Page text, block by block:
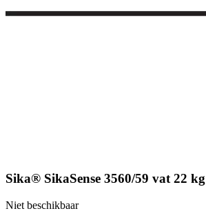
Sika® SikaSense 3560/59 vat 22 kg
Niet beschikbaar